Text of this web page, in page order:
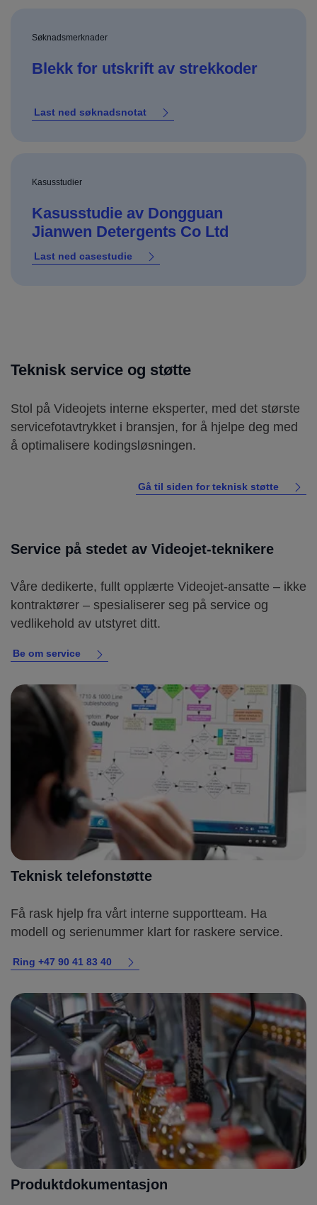
Søknadsmerknader
Blekk for utskrift av strekkoder
Last ned søknadsnotat
Kasusstudier
Kasusstudie av Dongguan
Jianwen Detergents Co Ltd
Last ned casestudie
Teknisk service og støtte
Stol på Videojets interne eksperter, med det største
servicefotavtrykket i bransjen, for å hjelpe deg med
å optimalisere kodingsløsningen.
Gå til siden for teknisk støtte
Service på stedet av Videojet-teknikere
Våre dedikerte, fullt opplærte Videojet-ansatte – ikke
kontraktører – spesialiserer seg på service og
vedlikehold av utstyret ditt.
Be om service
Teknisk telefonstøtte
Få rask hjelp fra vårt interne supportteam. Ha
modell og serienummer klart for raskere service.
Ring +47 90 41 83 40
Produktdokumentasjon